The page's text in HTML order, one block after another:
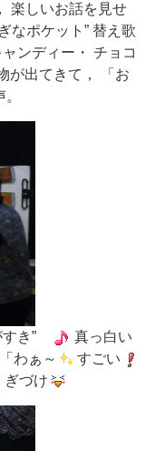
楽しいお話を見せ
なポケット” 替え歌
ンディー・ チョコ
が出てきて， 「お
すき”
真っ白い
わぁ～
すごい
ぎづけ